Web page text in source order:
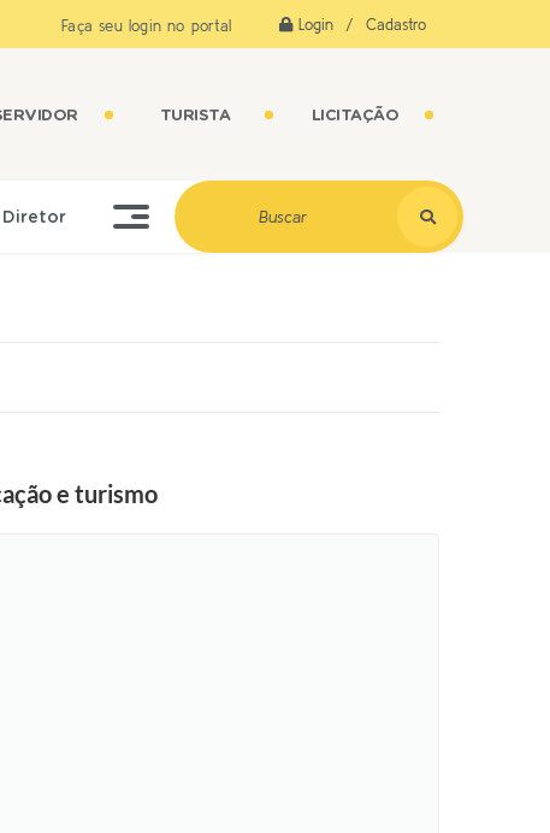
Faça seu login no portal Login / Cadastro
TURISTA LICITAÇÃO
Diretor
e turismo